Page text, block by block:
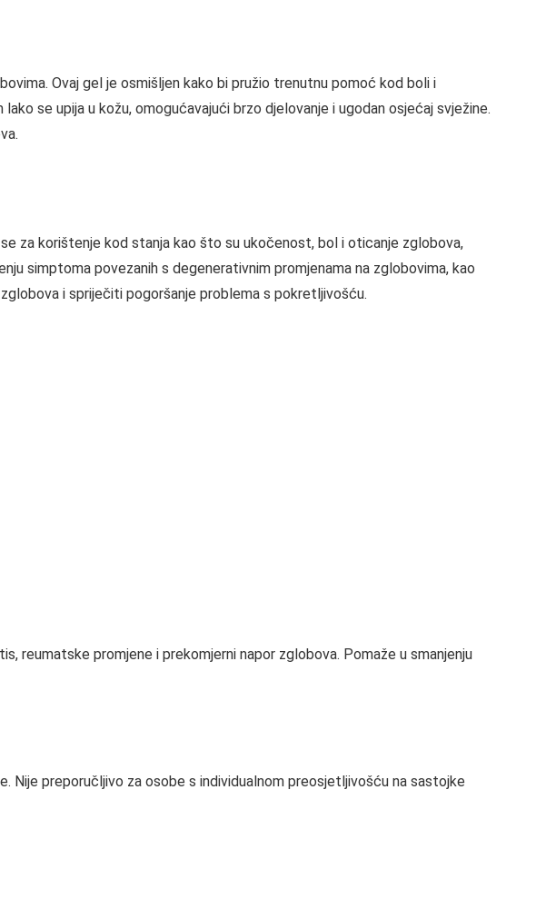
Ovaj gel je osmišljen kako bi pružio trenutnu pomoć kod boli i
se upija u kožu, omogućavajući brzo djelovanje i ugodan osjećaj svježine.
za korištenje kod stanja kao što su ukočenost, bol i oticanje zglobova,
simptoma povezanih s degenerativnim promjenama na zglobovima, kao
i spriječiti pogoršanje problema s pokretljivošću.
reumatske promjene i prekomjerni napor zglobova. Pomaže u smanjenju
Nije preporučljivo za osobe s individualnom preosjetljivošću na sastojke